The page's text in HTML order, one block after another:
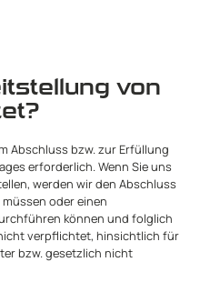
von
Abschluss bzw. zur Erfüllung
erforderlich. Wenn Sie uns
werden wir den Abschluss
oder einen
können und folglich
verpflichtet, hinsichtlich für
bzw. gesetzlich nicht